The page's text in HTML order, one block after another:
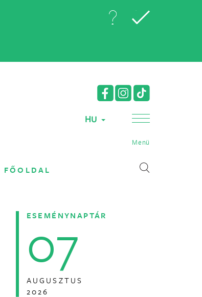
HU
Menü
FŐOLDAL
ESEMÉNYNAPTÁR
07
AUGUSZTUS
2026